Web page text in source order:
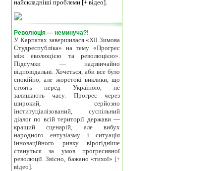
найскладніші проблеми [+ відео].
Революція — неминуча?!
У Карпатах завершилася «ХІІ Зимова
Студреспубліка» на тему «Прогрес
між еволюцією та революцією».
Підсумки — надзвичайно
відповідальні. Хочеться, аби все було
спокійно, але жорстокі виклики, що
стоять перед Україною, не
залишають часу. Прогрес через
широкий, серйозно
інституціалізований, суспільний
діалог по всій території держави —
кращий сценарій, але вибух
народного ентузіазму і ситуація
інноваційного ривку вірогідніше
стануться за умов прогресивної
революції. Звісно, бажано «тихої» [+
відео].